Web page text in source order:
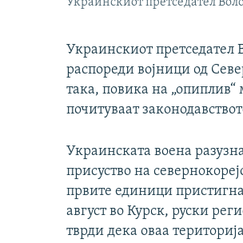
Украинскиот претседател
Украинскиот
распореди војници од
така, повика на „опиплив“
почитуваат
Украинската воена
присуство на
првите единици
август во Курск, руски
тврди дека оваа